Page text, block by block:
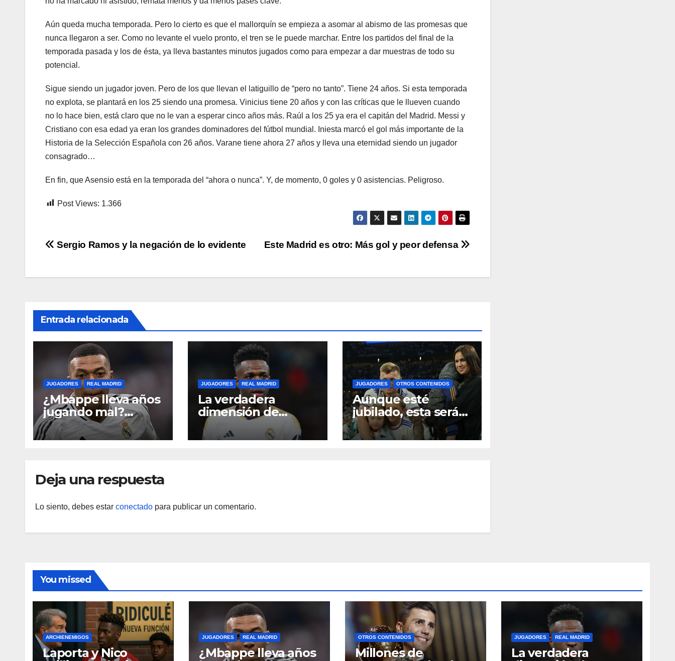
Aún queda mucha temporada. Pero lo cierto es que el mallorquín se empieza a asomar al abismo de las promesas que
nunca llegaron a ser. Como no levante el vuelo pronto, el tren se le puede marchar. Entre los partidos del final de la
temporada pasada y los de ésta, ya lleva bastantes minutos jugados como para empezar a dar muestras de todo su
potencial.
Sigue siendo un jugador joven. Pero de los que llevan el latiguillo de “pero no tanto”. Tiene 24 años. Si esta temporada
no explota, se plantará en los 25 siendo una promesa. Vinicius tiene 20 años y con las críticas que le llueven cuando
no lo hace bien, está claro que no le van a esperar cinco años más. Raúl a los 25 ya era el capitán del Madrid. Messi y
Cristiano con esa edad ya eran los grandes dominadores del fútbol mundial. Iniesta marcó el gol más importante de la
Historia de la Selección Española con 26 años. Varane tiene ahora 27 años y lleva una eternidad siendo un jugador
consagrado…
En fin, que Asensio está en la temporada del “ahora o nunca”. Y, de momento, 0 goles y 0 asistencias. Peligroso.
Post Views: 1.366
Navegación
Este Madrid es otro: Más gol y peor defensa
Sergio Ramos y la negación de lo evidente
Entrada relacionada
JUGADORES REAL MADRID
¿Mbappe lleva años
jugando mal?
Análisis detallado
de sus datos
JUGADORES REAL MADRID
La verdadera
dimensión de
Vinicius: Mejor que
Ronaldinho
JUGADORES OTROS CONTENIDOS
Aunque esté
jubilado, esta será
mejor la temporada
de Kroos
Deja una respuesta
Lo siento, debes estar conectado para publicar un comentario.
You missed
ARCHIENEMIGOS
Laporta y Nico
JUGADORES REAL MADRID
¿Mbappe lleva años
OTROS CONTENIDOS
Millones de
JUGADORES REAL MADRID
La verdadera